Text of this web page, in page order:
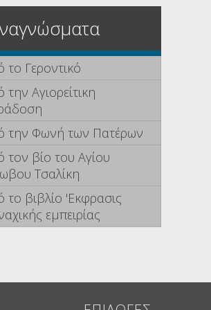
το Γεροντικό
την Αγιορείτικη
την Φωνή των Πατέρων
τον βίο του Αγίου
Τσαλίκη
το βιβλίο 'Εκφρασις
εμπειρίας